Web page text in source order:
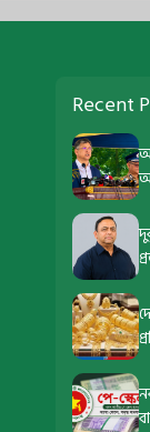
Recent